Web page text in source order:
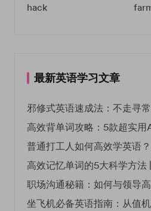
hack
最新英语学习文章
邪修式英语速成法：不走寻
高效背单词攻略：5款超实用
高效记忆单词的5大科学方法
坐飞机必备英语指南：从值